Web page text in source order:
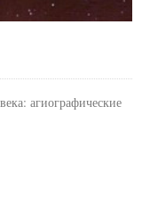
агиографические